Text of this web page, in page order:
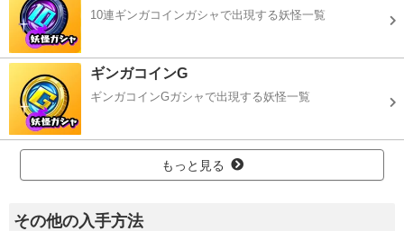
10連ギンガコインガシャで出現する妖怪一覧
ギンガコインG
ギンガコインGガシャで出現する妖怪一覧
もっと見る
その他の入手方法